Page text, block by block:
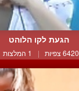
הגעת לקו הלוהט
6420 צפיות | 1 המלצות